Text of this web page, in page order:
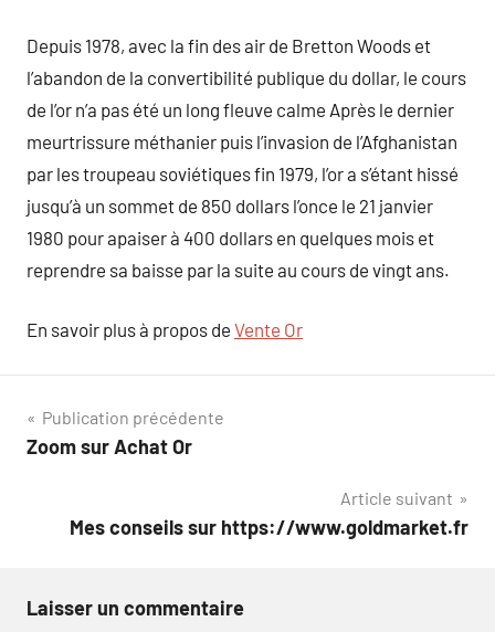
Depuis 1978, avec la fin des air de Bretton Woods et
l’abandon de la convertibilité publique du dollar, le cours
de l’or n’a pas été un long fleuve calme Après le dernier
meurtrissure méthanier puis l’invasion de l’Afghanistan
par les troupeau soviétiques fin 1979, l’or a s’étant hissé
jusqu’à un sommet de 850 dollars l’once le 21 janvier
1980 pour apaiser à 400 dollars en quelques mois et
reprendre sa baisse par la suite au cours de vingt ans.
En savoir plus à propos de Vente Or
Navigation
de
Publication précédente
Zoom sur Achat Or
Article suivant
Mes conseils sur https://www.goldmarket.fr
Laisser un commentaire